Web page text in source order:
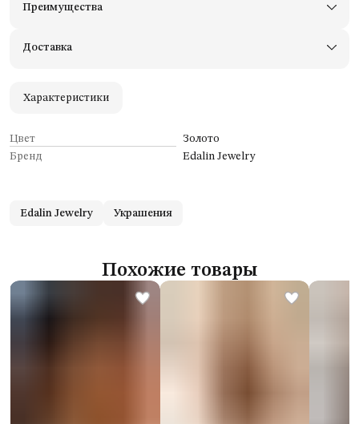
Преимущества
Оплата — картой, СБП или наличными
Доставка
Характеристики
Цвет
Золото
Бренд
Edalin Jewelry
Edalin Jewelry Украшения
Похожие товары